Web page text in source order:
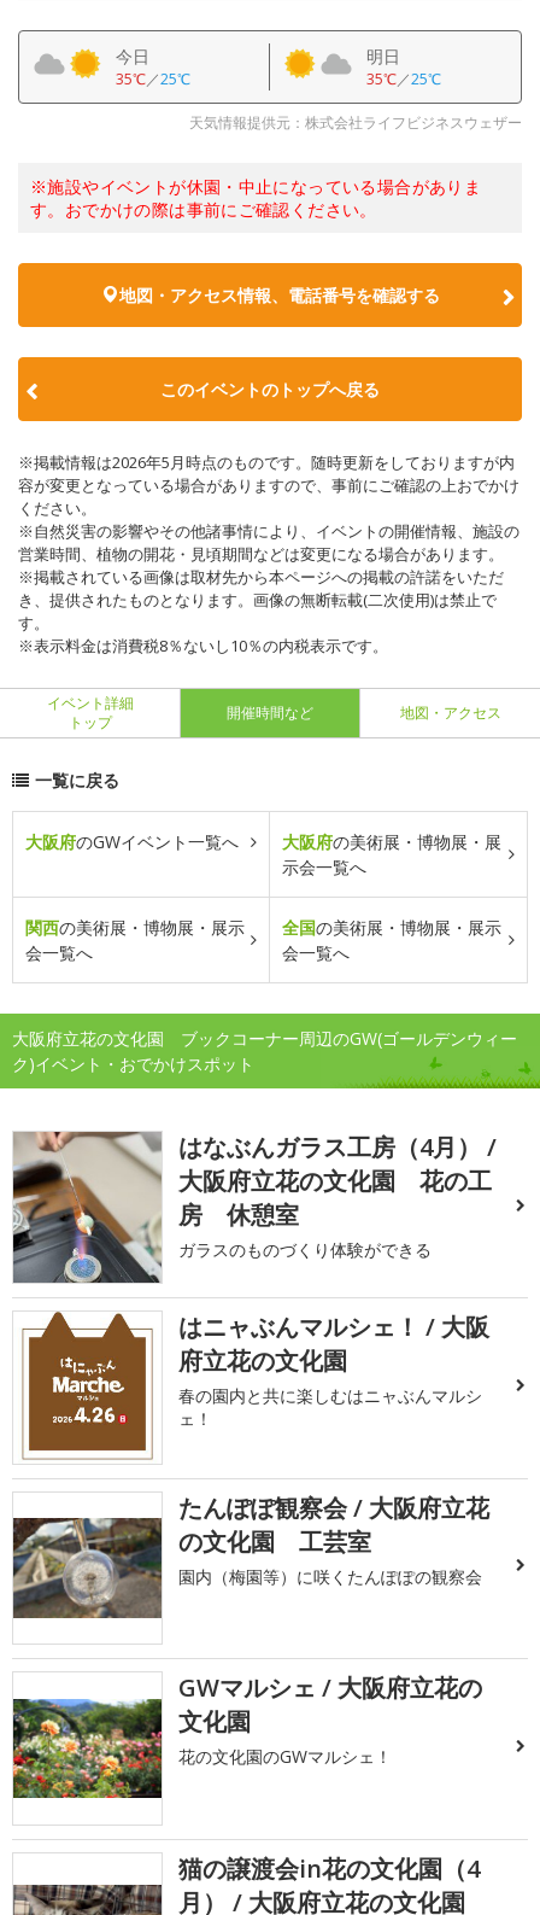
今日
35℃／25℃
明日
35℃／25℃
天気情報提供元：株式会社ライフビジネスウェザー
※施設やイベントが休園・中止になっている場合がありま
す。おでかけの際は事前にご確認ください。
地図・アクセス情報、電話番号を確認する
このイベントのトップへ戻る
※掲載情報は2026年5月時点のものです。随時更新をしておりますが内
容が変更となっている場合がありますので、事前にご確認の上おでかけ
ください。
※自然災害の影響やその他諸事情により、イベントの開催情報、施設の
営業時間、植物の開花・見頃期間などは変更になる場合があります。
※掲載されている画像は取材先から本ページへの掲載の許諾をいただ
き、提供されたものとなります。画像の無断転載(二次使用)は禁止で
す。
※表示料金は消費税8％ないし10％の内税表示です。
イベント詳細
トップ
開催時間など 地図・アクセス
一覧に戻る
大阪府のGWイベント一覧へ 大阪府の美術展・博物展・展
示会一覧へ
関西の美術展・博物展・展示
会一覧へ
全国の美術展・博物展・展示
会一覧へ
大阪府立花の文化園 ブックコーナー周辺のGW(ゴールデンウィー
ク)イベント・おでかけスポット
はなぶんガラス工房（4月） /
大阪府立花の文化園 花の工
房 休憩室
ガラスのものづくり体験ができる
はニャぶんマルシェ！ / 大阪
府立花の文化園
春の園内と共に楽しむはニャぶんマルシ
ェ！
たんぽぽ観察会 / 大阪府立花
の文化園 工芸室
園内（梅園等）に咲くたんぽぽの観察会
GWマルシェ / 大阪府立花の
文化園
花の文化園のGWマルシェ！
猫の譲渡会in花の文化園（4
月） / 大阪府立花の文化園